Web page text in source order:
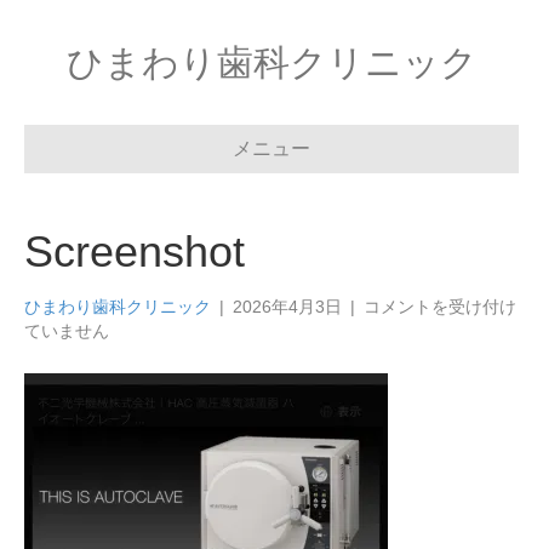
ひまわり歯科クリニック
メニュー
Screenshot
ひまわり歯科クリニック | 2026年4月3日 |
Screenshot
コメントを受け付け
ていません